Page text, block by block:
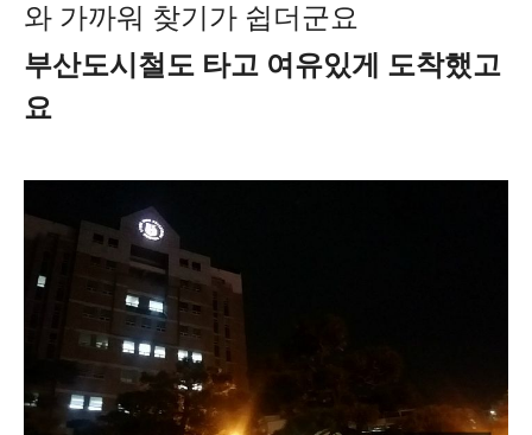
와 가까워 찾기가 쉽더군요
부산도시철도 타고 여유있게 도착했고
요